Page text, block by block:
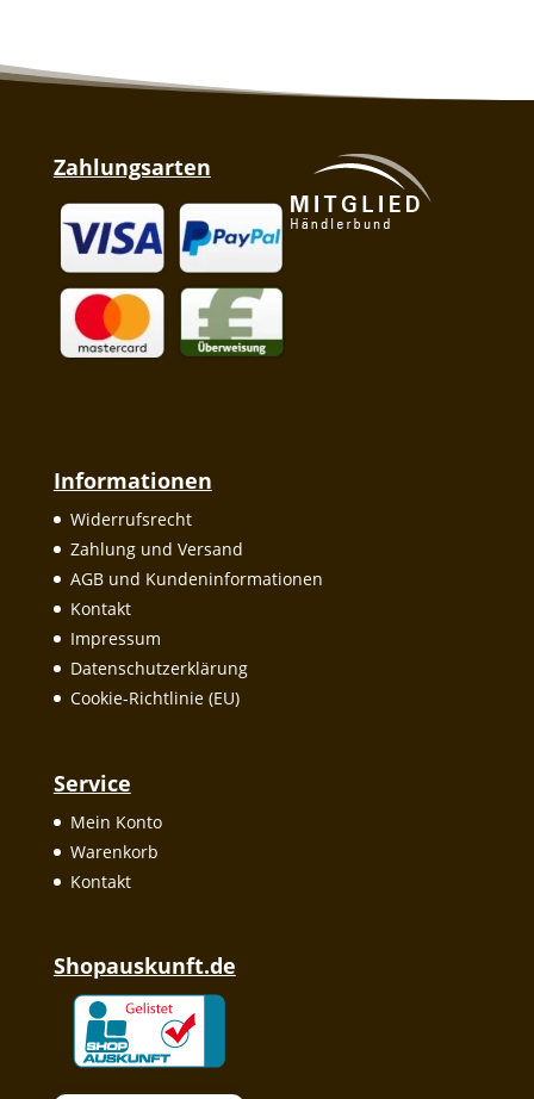
Zahlungsarten
Informationen
Widerrufsrecht
Zahlung und Versand
AGB und Kundeninformationen
Kontakt
Impressum
Datenschutzerklärung
Cookie-Richtlinie (EU)
Service
Mein Konto
Warenkorb
Kontakt
Shopauskunft.de